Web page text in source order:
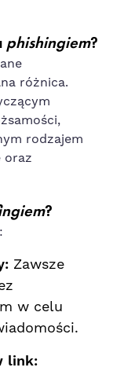
phishingiem?
różnica.
rodzajem
oraz
?
Zawsze
w celu
link: